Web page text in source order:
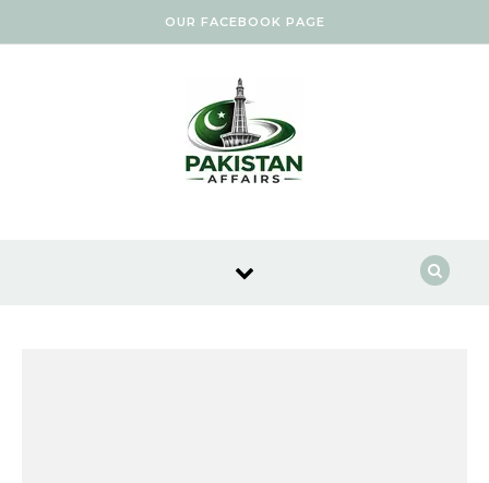
OUR FACEBOOK PAGE